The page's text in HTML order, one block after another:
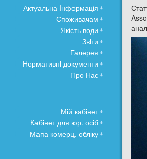
Актуальна Iнформацiя
Споживачам
Якiсть води
Звiти
Галерея
Нормативнi документи
Про Нас
Мій кабінет
Кабінет для юр. осіб
Мапа комерц. обліку